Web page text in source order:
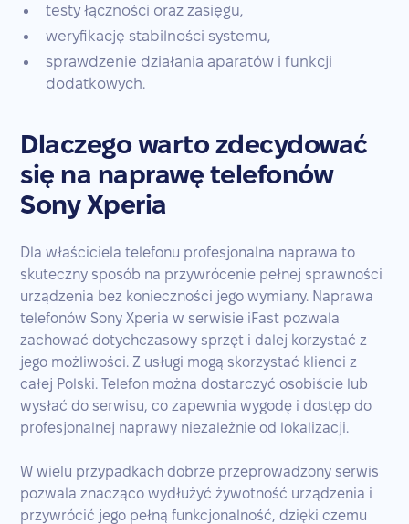
testy łączności oraz zasięgu,
weryfikację stabilności systemu,
sprawdzenie działania aparatów i funkcji
dodatkowych.
Dlaczego warto zdecydować
się na naprawę telefonów
Sony Xperia
Dla właściciela telefonu profesjonalna naprawa to
skuteczny sposób na przywrócenie pełnej sprawności
urządzenia bez konieczności jego wymiany. Naprawa
telefonów Sony Xperia w serwisie iFast pozwala
zachować dotychczasowy sprzęt i dalej korzystać z
jego możliwości. Z usługi mogą skorzystać klienci z
całej Polski. Telefon można dostarczyć osobiście lub
wysłać do serwisu, co zapewnia wygodę i dostęp do
profesjonalnej naprawy niezależnie od lokalizacji.
W wielu przypadkach dobrze przeprowadzony serwis
pozwala znacząco wydłużyć żywotność urządzenia i
przywrócić jego pełną funkcjonalność, dzięki czemu